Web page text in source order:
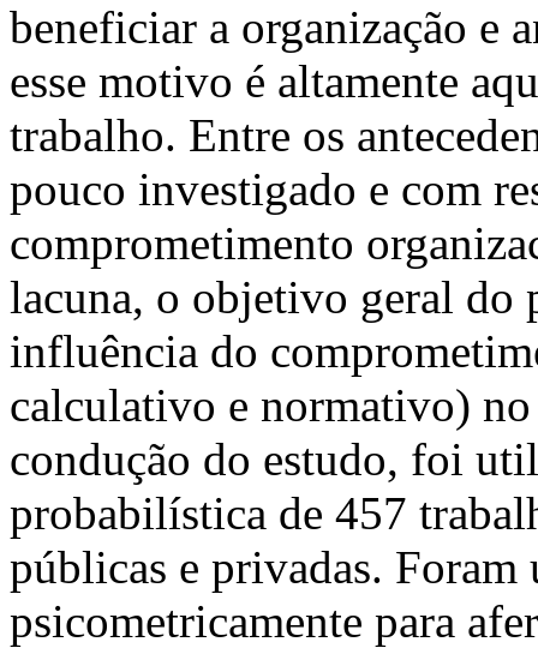
beneficiar a organização e
esse motivo é altamente
trabalho. Entre os
pouco investigado e com
comprometimento
lacuna, o objetivo geral do
influência do
calculativo e normativo)
condução do estudo, foi
probabilística de 457
públicas e privadas. Foram
psicometricamente para